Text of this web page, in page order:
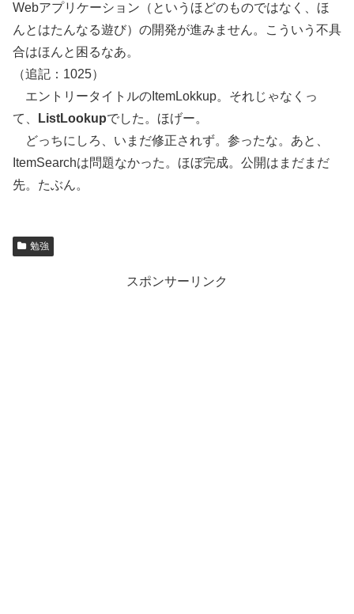
Webアプリケーション（というほどのものではなく、ほ
んとはたんなる遊び）の開発が進みません。こういう不具
合はほんと困るなあ。
（追記：1025）
エントリータイトルのItemLokkup。それじゃなくっ
て、
ListLookupでした。ほげー。
どっちにしろ、いまだ修正されず。参ったな。あと、
ItemSearchは問題なかった。ほぼ完成。公開はまだまだ
先。たぶん。
勉強
スポンサーリンク